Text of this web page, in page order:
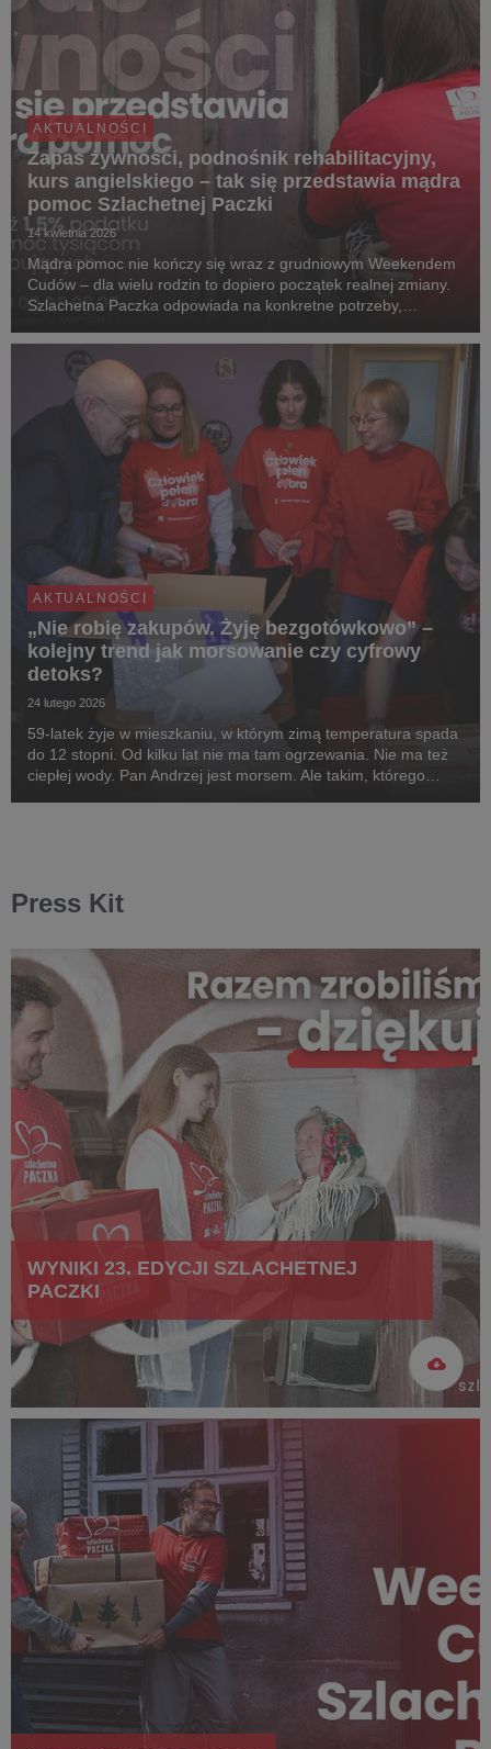
AKTUALNOŚCI
Zapas żywności, podnośnik rehabilitacyjny,
kurs angielskiego – tak się przedstawia mądra
pomoc Szlachetnej Paczki
14 kwietnia 2026
Mądra pomoc nie kończy się wraz z grudniowym Weekendem
Cudów – dla wielu rodzin to dopiero początek realnej zmiany.
Szlachetna Paczka odpowiada na konkretne potrzeby,
zmianę. „Po Szlachetnej Paczce inaczej patr...
AKTUALNOŚCI
„Nie robię zakupów. Żyję bezgotówkowo” –
kolejny trend jak morsowanie czy cyfrowy
detoks?
24 lutego 2026
59-latek żyje w mieszkaniu, w którym zimą temperatura spada
do 12 stopni. Od kilku lat nie ma tam ogrzewania. Nie ma też
ciepłej wody. Pan Andrzej jest morsem. Ale takim, którego
Press Kit
WYNIKI 23. EDYCJI SZLACHETNEJ
PACZKI